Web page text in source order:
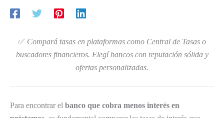
✅ Compará tasas en plataformas como Central de Tasas o
buscadores financieros. Elegí bancos con reputación sólida y
ofertas personalizadas.
Para encontrar el banco que cobra menos interés en